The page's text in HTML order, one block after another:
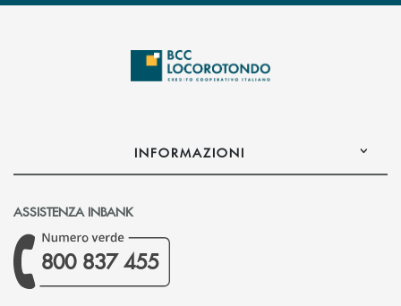
INFORMAZIONI
ASSISTENZA INBANK
800 837 455